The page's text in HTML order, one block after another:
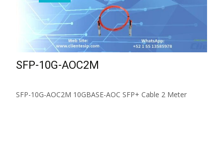
SFP-10G-AOC2M
SFP-10G-AOC2M 10GBASE-AOC SFP+ Cable 2 Meter